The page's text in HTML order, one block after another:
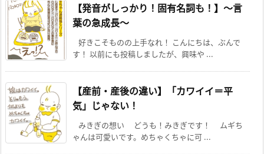
【発音がしっかり！固有名詞も！】～言
葉の急成長～
好きこそものの上手なれ！ こんにちは、ぶんで
す！ 以前にも投稿しましたが、興味や ...
【産前・産後の違い】「カワイイ＝平
気」じゃない！
みきぎの想い どうも！みきぎです！ ムギち
ゃんは可愛いです。めちゃくちゃに可 ...